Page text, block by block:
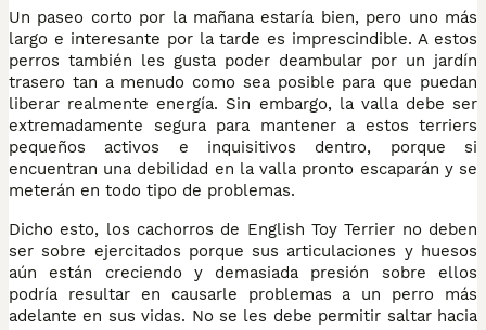
Un paseo corto por la mañana estaría bien, pero uno más
largo e interesante por la tarde es imprescindible. A estos
perros también les gusta poder deambular por un jardín
trasero tan a menudo como sea posible para que puedan
liberar realmente energía. Sin embargo, la valla debe ser
extremadamente segura para mantener a estos terriers
pequeños activos e inquisitivos dentro, porque si
encuentran una debilidad en la valla pronto escaparán y se
meterán en todo tipo de problemas.
Dicho esto, los cachorros de English Toy Terrier no deben
ser sobre ejercitados porque sus articulaciones y huesos
aún están creciendo y demasiada presión sobre ellos
podría resultar en causarle problemas a un perro más
adelante en sus vidas. No se les debe permitir saltar hacia